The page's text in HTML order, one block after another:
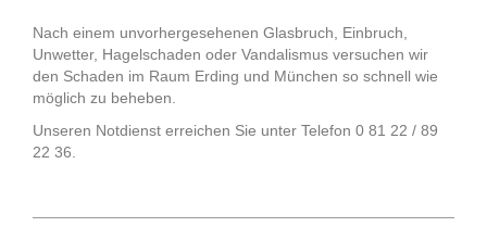
Nach einem unvorhergesehenen Glasbruch, Einbruch,
Unwetter, Hagelschaden oder Vandalismus versuchen wir
den Schaden im Raum Erding und München so schnell wie
möglich zu beheben.
Unseren Notdienst erreichen Sie unter Telefon 0 81 22 / 89
22 36.